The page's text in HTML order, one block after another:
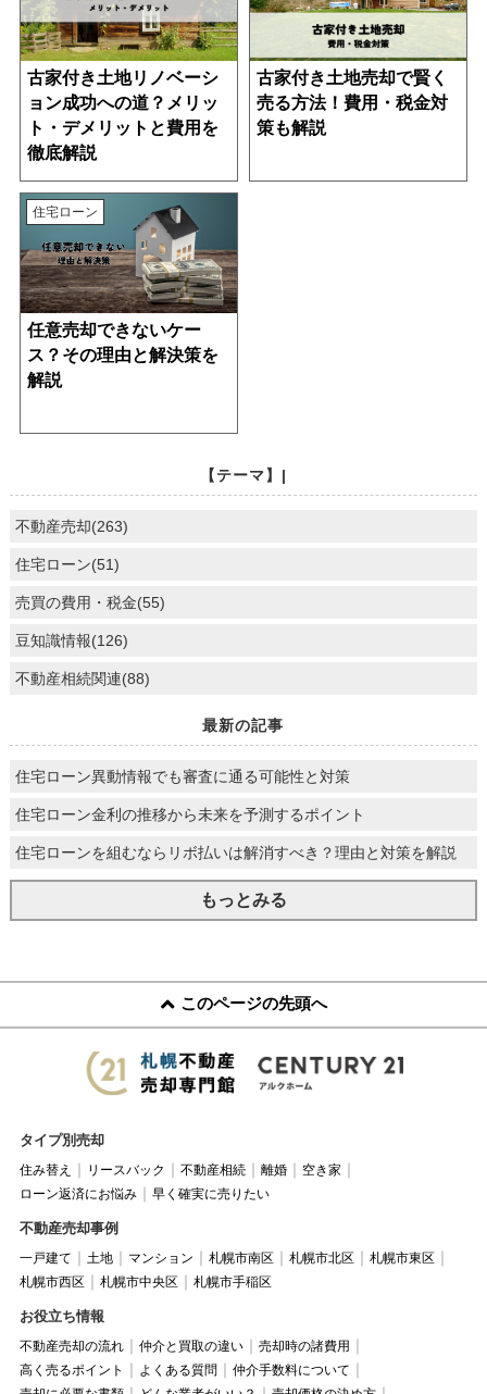
古家付き土地リノベーシ
ョン成功への道？メリッ
ト・デメリットと費用を
徹底解説
古家付き土地売却で賢く
売る方法！費用・税金対
策も解説
住宅ローン
任意売却できないケー
ス？その理由と解決策を
解説
【テーマ】|
不動産売却(263)
住宅ローン(51)
売買の費用・税金(55)
豆知識情報(126)
不動産相続関連(88)
最新の記事
住宅ローン異動情報でも審査に通る可能性と対策
住宅ローン金利の推移から未来を予測するポイント
住宅ローンを組むならリボ払いは解消すべき？理由と対策を解説
もっとみる
このページの先頭へ
タイプ別売却
住み替え リースバック 不動産相続 離婚
空き家
ローン返済にお悩み
早く確実に売りたい
不動産売却事例
一戸建て 土地 マンション 札幌市南区 札幌市北区
札幌市東区
札幌市西区
札幌市中央区 札幌市手稲区
お役立ち情報
不動産売却の流れ 仲介と買取の違い
売却時の諸費用
高く売るポイント
よくある質問
仲介手数料について